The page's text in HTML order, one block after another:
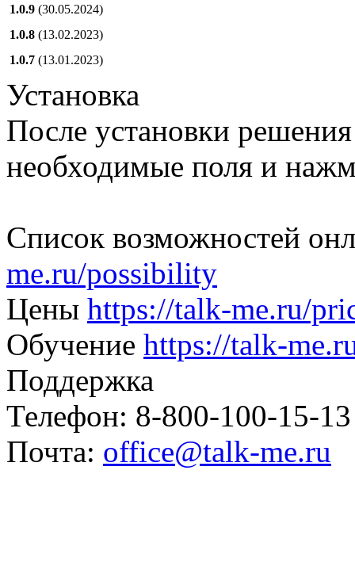
1.0.9 (30.05.2024)
1.0.8 (13.02.2023)
1.0.7 (13.01.2023)
Установка
После установки
необходимые поля и
Список возможностей
me.ru/possibility
Цены https://talk-me.ru/
Обучение https://talk-
Поддержка
Телефон: 8-800-100-15-13
Почта: office@talk-me.ru